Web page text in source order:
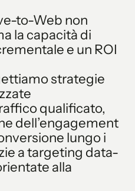
to-Web non
la capacità di
e un ROI
strategie
qualificato,
dell’engagement
lungo i
a targeting data-
alla